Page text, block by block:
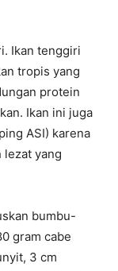
Ikan tenggiri
tropis yang
protein
Ikan ini juga
ASI) karena
lezat yang
bumbu-
gram cabe
3 cm